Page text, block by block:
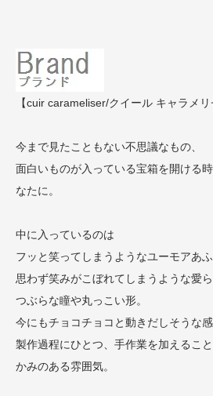
【cuir carameliser/クイール キャラメリ
今まで見たこともない不思議なもの、
面白いものが入っている宝箱を開ける
なたに。
中に入っているのは
フッと笑ってしまうようなユーモアあふ
思わず笑みがこぼれてしまうような愛ら
つぶらな瞳や丸っこい形。
今にもチョコチョコと動きだしそうな感
製作過程にひとつ、手作業を加えるこ
かみのある雰囲気。